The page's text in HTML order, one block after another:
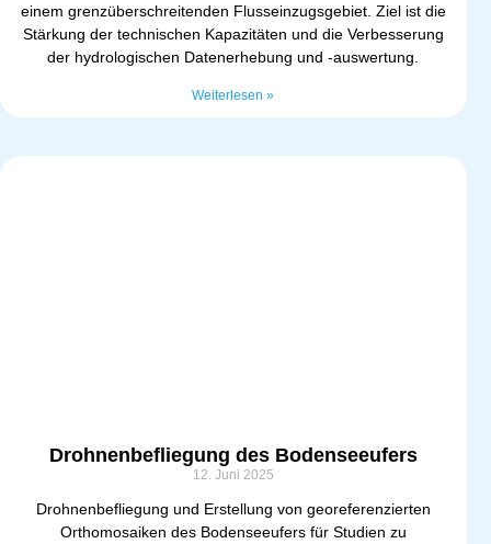
einem grenzüberschreitenden Flusseinzugsgebiet. Ziel ist die
Stärkung der technischen Kapazitäten und die Verbesserung
der hydrologischen Datenerhebung und -auswertung.
Weiterlesen »
Drohnenbefliegung des Bodenseeufers
12. Juni 2025
Drohnenbefliegung und Erstellung von georeferenzierten
Orthomosaiken des Bodenseeufers für Studien zu